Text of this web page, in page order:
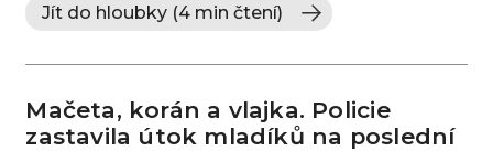
Jít do hloubky (4 min čtení)
Mačeta, korán a vlajka. Policie
zastavila útok mladíků na poslední